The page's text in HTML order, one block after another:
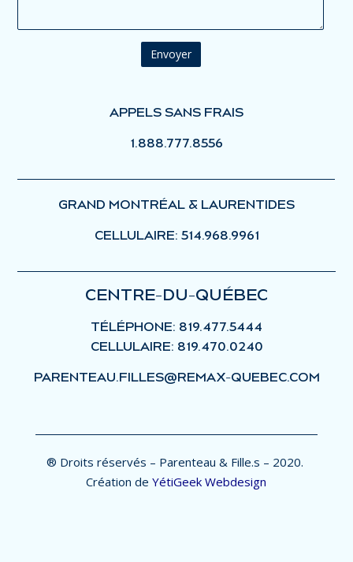
APPELS SANS FRAIS
1.888.777.8556
GRAND MONTRÉAL & LAURENTIDES
CELLULAIRE: 514.968.9961
CENTRE-DU-QUÉBEC
TÉLÉPHONE: 819.477.5444
CELLULAIRE: 819.470.0240
PARENTEAU.FILLES@REMAX-QUEBEC.COM
® Droits réservés – Parenteau & Fille.s – 2020.
Création de YétiGeek Webdesign